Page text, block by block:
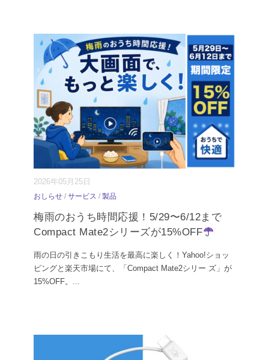
2026年05月25日
おしらせ / サービス / 製品
梅雨のおうち時間応援！5/29〜6/12まで
Compact Mate2シリーズが15%OFF
雨の日の引きこもり生活を最高に楽しく！Yahoo!ショッ
ピングと楽天市場にて、「Compact Mate2シリー ズ」が
15%OFF。 ...